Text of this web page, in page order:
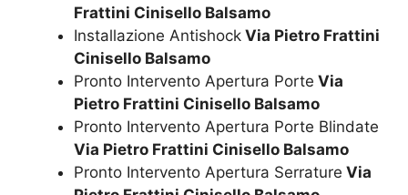
Frattini Cinisello Balsamo
Installazione Antishock Via Pietro Frattini
Cinisello Balsamo
Pronto Intervento Apertura Porte Via
Pietro Frattini Cinisello Balsamo
Pronto Intervento Apertura Porte Blindate
Via Pietro Frattini Cinisello Balsamo
Pronto Intervento Apertura Serrature Via